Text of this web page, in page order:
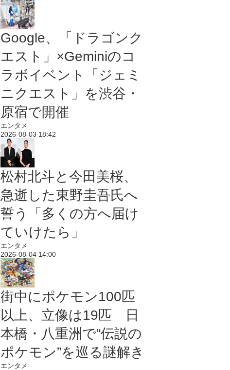
Google、「ドラゴンク
エスト」×Geminiのコ
ラボイベント「ジェミ
ニクエスト」を渋谷・
原宿で開催
エンタメ
2026-08-03 18:42
松村北斗と今田美桜、
急逝した東野圭吾氏へ
誓う「多くの方へ届け
ていけたら」
エンタメ
2026-08-04 14:00
街中にポケモン100匹
以上、立像は19匹 日
本橋・八重洲で“伝説の
ポケモン”を巡る謎解き
エンタメ